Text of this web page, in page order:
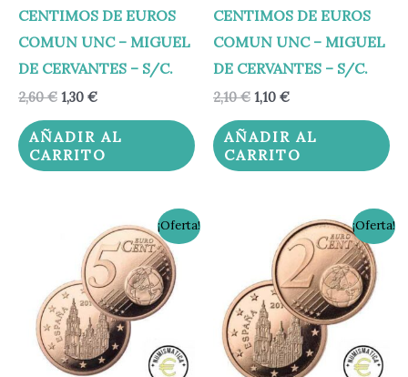
CENTIMOS DE EUROS
COMUN UNC – MIGUEL
DE CERVANTES – S/C.
2,60€ 1,30 €
AÑADIR AL
CARRITO
CENTIMOS DE EUROS
COMUN UNC – MIGUEL
DE CERVANTES – S/C.
2,10€ 1,10 €
AÑADIR AL
CARRITO
¡Oferta!
precio
original
1,80 €.
precio
actual
es:
0,80 €.
¡Oferta!
precio
original
era:
1,80 €.
El
precio
actual
es:
0,80 €.